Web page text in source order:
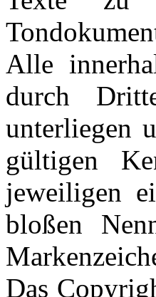
Alle
durch
unterliegen
gültigen
jeweiligen
bloßen
Das